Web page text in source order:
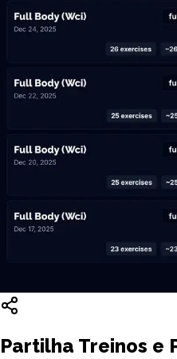
Partilha Treinos e